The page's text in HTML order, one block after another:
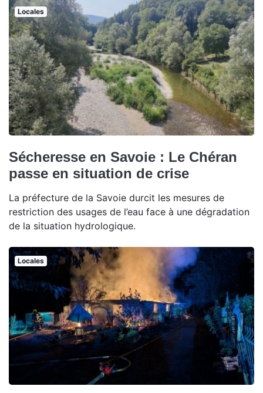
Locales
Sécheresse en Savoie : Le Chéran
passe en situation de crise
La préfecture de la Savoie durcit les mesures de
restriction des usages de l’eau face à une dégradation
de la situation hydrologique.
Locales